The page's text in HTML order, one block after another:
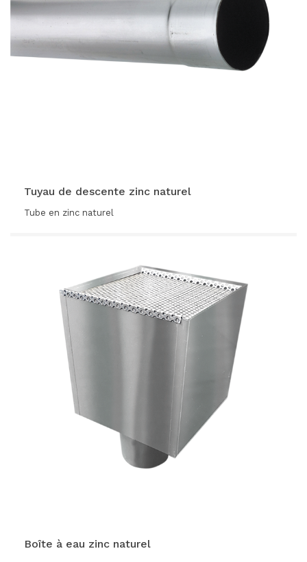
Tuyau de descente zinc naturel
Tube en zinc naturel
Boîte à eau zinc naturel